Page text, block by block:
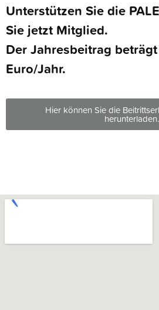
Unter­stüt­zen Sie die
Sie jetzt Mit­glied.
Der Jah­res­bei­trag
Euro/Jahr.
Hier kön­nen Sie die
herunterladen.